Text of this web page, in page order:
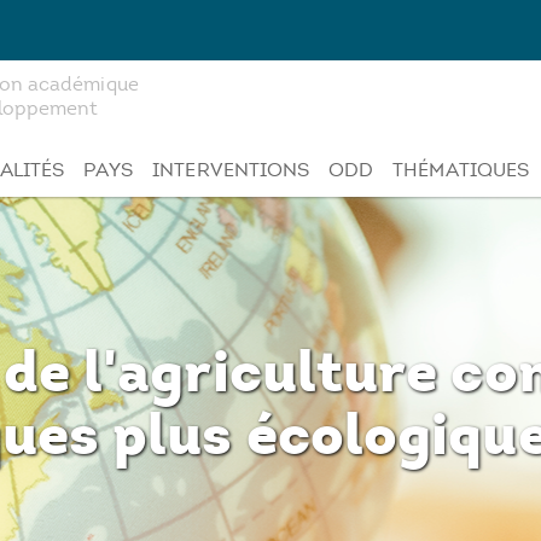
académique
PAYS INTERVENTIONS ODD THÉMATIQUES
l'agriculture
plus